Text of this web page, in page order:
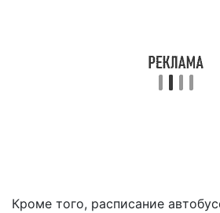
Кроме того, расписание